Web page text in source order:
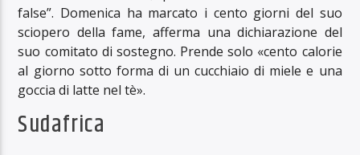
false”. Domenica ha marcato i cento giorni del suo
sciopero della fame, afferma una dichiarazione del
suo comitato di sostegno. Prende solo «cento calorie
al giorno sotto forma di un cucchiaio di miele e una
goccia di latte nel tè».
Sudafrica